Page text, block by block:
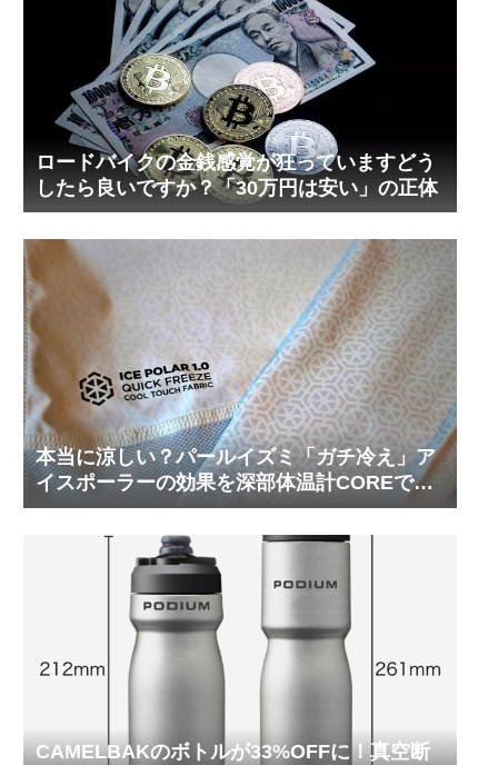
ロードバイクの金銭感覚が狂っていますどう
したら良いですか？「30万円は安い」の正体
本当に涼しい？パールイズミ「ガチ冷え」ア
イスポーラーの効果を深部体温計COREで測
ってみた
CAMELBAKのボトルが33%OFFに！真空断